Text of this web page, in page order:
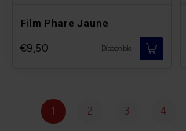
Film Phare Jaune
€9,50 Disponible
1 2 3 4